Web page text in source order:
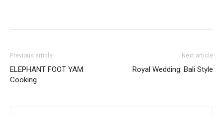
Previous article
ELEPHANT FOOT YAM
Cooking
Next article
Royal Wedding: Bali Style